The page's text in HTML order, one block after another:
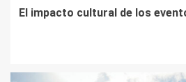
El impacto cultural de los